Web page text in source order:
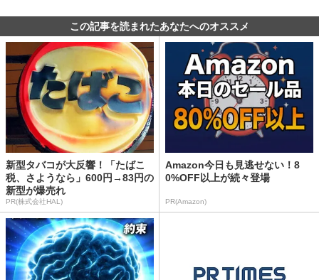
この記事を読まれたあなたへのオススメ
新型タバコが大反響！「たばこ
税、さようなら」600円→83円の
新型が爆売れ
PR(株式会社HAL)
Amazon今日も見逃せない！8
0%OFF以上が続々登場
PR(Amazon)